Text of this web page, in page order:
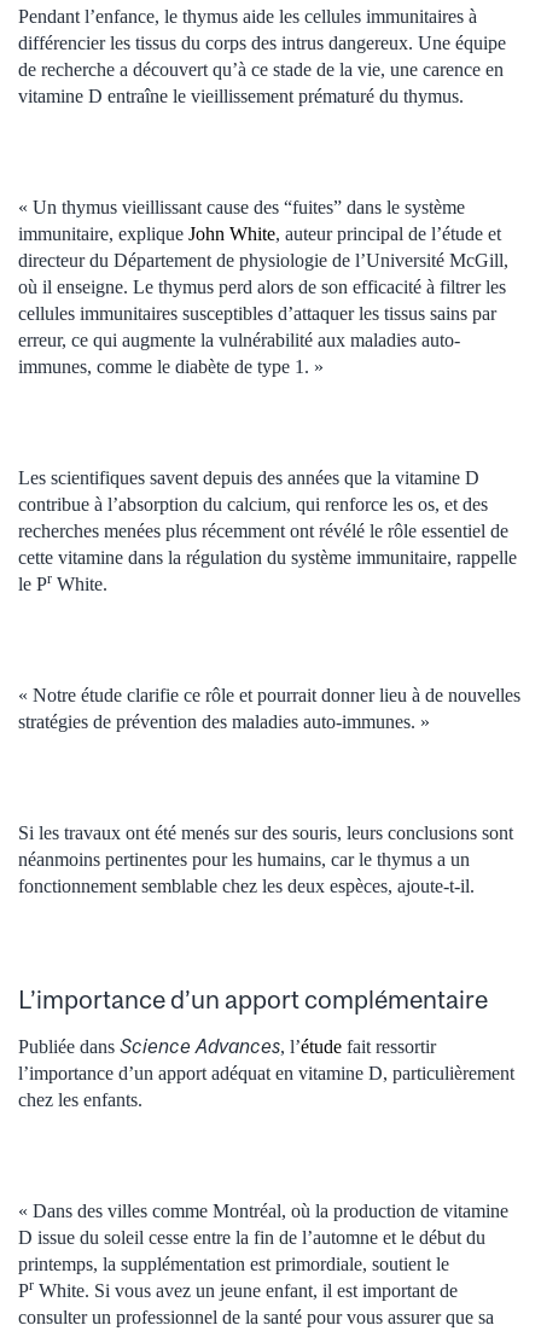
Pendant l’enfance, le thymus aide les cellules immunitaires à
différencier les tissus du corps des intrus dangereux. Une équipe
de recherche a découvert qu’à ce stade de la vie, une carence en
vitamine D entraîne le vieillissement prématuré du thymus.
« Un thymus vieillissant cause des “fuites” dans le système
immunitaire, explique John White, auteur principal de l’étude et
directeur du Département de physiologie de l’Université McGill,
où il enseigne. Le thymus perd alors de son efficacité à filtrer les
cellules immunitaires susceptibles d’attaquer les tissus sains par
erreur, ce qui augmente la vulnérabilité aux maladies auto-
immunes, comme le diabète de type 1. »
Les scientifiques savent depuis des années que la vitamine D
contribue à l’absorption du calcium, qui renforce les os, et des
recherches menées plus récemment ont révélé le rôle essentiel de
cette vitamine dans la régulation du système immunitaire, rappelle
le Pr White.
« Notre étude clarifie ce rôle et pourrait donner lieu à de nouvelles
stratégies de prévention des maladies auto-immunes. »
Si les travaux ont été menés sur des souris, leurs conclusions sont
néanmoins pertinentes pour les humains, car le thymus a un
fonctionnement semblable chez les deux espèces, ajoute-t-il.
L’importance d’un apport complémentaire
Publiée dans Science Advances, l’étude fait ressortir
l’importance d’un apport adéquat en vitamine D, particulièrement
chez les enfants.
« Dans des villes comme Montréal, où la production de vitamine
D issue du soleil cesse entre la fin de l’automne et le début du
printemps, la supplémentation est primordiale, soutient le
Pr White. Si vous avez un jeune enfant, il est important de
consulter un professionnel de la santé pour vous assurer que sa